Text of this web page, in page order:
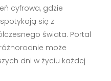
cyfrowa, gdzie
spotykają się z
świata. Portal
może
dni w życiu każdej